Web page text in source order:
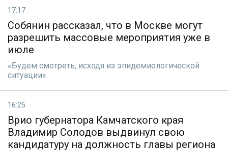
17:17
Собянин рассказал, что в Москве могут
разрешить массовые мероприятия уже в
июле
«Будем смотреть, исходя из эпидемиологической
ситуации»
16:25
Врио губернатора Камчатского края
Владимир Солодов выдвинул свою
кандидатуру на должность главы региона